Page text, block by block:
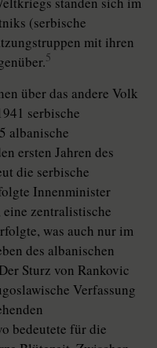
(serbische
mit ihren
5
über das andere Volk
serbische
albanische
ersten Jahren des
die serbische
Innenminister
zentralistische
was auch nur im
des albanischen
Sturz von Rankovic
Verfassung
bedeutete für die